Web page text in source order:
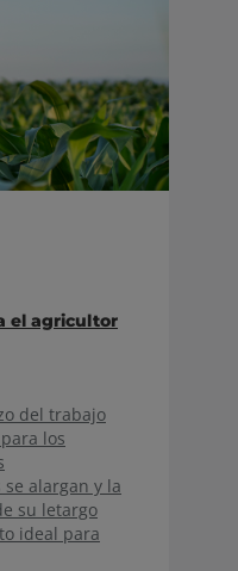
el agricultor
del trabajo
los
alargan y la
su letargo
ideal para